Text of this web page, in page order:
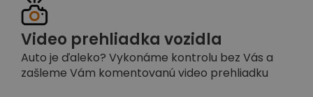
Video prehliadka vozidla
Auto je ďaleko? Vykonáme kontrolu bez Vás a
zašleme Vám komentovanú video prehliadku